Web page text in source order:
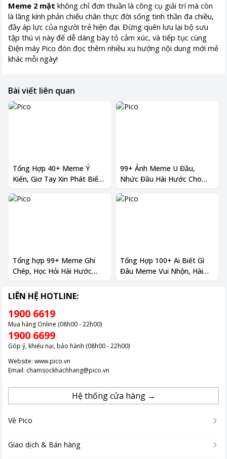
Meme 2 mặt không chỉ đơn thuần là công cụ giải trí mà còn
là lăng kính phản chiếu chân thực đời sống tinh thần đa chiều,
đầy áp lực của người trẻ hiện đại. Đừng quên lưu lại bộ sưu
tập thú vị này để dễ dàng bày tỏ cảm xúc, và tiếp tục cùng
Điện máy Pico đón đọc thêm nhiều xu hướng nội dung mới mẻ
khác mỗi ngày!
Bài viết liên quan
Tổng Hợp 40+ Meme Ý
Kiến, Giơ Tay Xin Phát Biểu
Hước
99+ Ảnh Meme U Đầu,
Nhức Đầu Hài Hước Cho
Tổng hợp 99+ Meme Ghi
Chép, Học Hỏi Hài Hước
Tổng Hợp 100+ Ai Biết Gì
Đâu Meme Vui Nhộn, Hài
LIÊN HỆ HOTLINE:
1900 6619
Mua hàng Online (08h00 - 22h00)
1900 6699
Góp ý, khiếu nại, bảo hành (08h00 - 22h00)
Website: www.pico.vn
Email: chamsockhachhang@pico.vn
Hệ thống cửa hàng →
Về Pico
Giao dịch & Bán hàng